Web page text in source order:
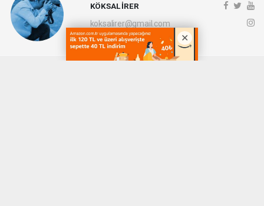
KÖKSAL İRER
koksalirer@gmail.com